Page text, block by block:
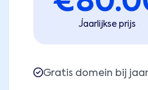
Jaarlijkse prijs
Gratis domein bij